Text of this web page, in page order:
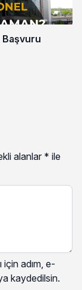
Başvuru
alanlar * ile
için adım, e-
kaydedilsin.